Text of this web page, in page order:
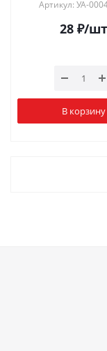
Артикул: УА-
28₽/шт
В корзину